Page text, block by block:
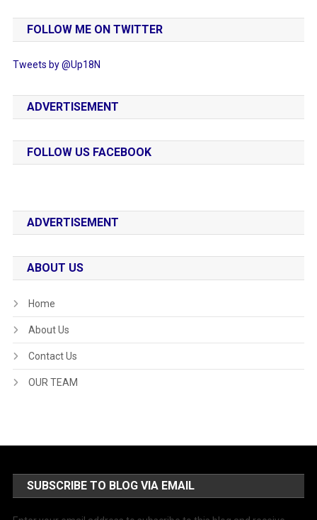
FOLLOW ME ON TWITTER
Tweets by @Up18N
ADVERTISEMENT
FOLLOW US FACEBOOK
ADVERTISEMENT
ABOUT US
Home
About Us
Contact Us
OUR TEAM
SUBSCRIBE TO BLOG VIA EMAIL